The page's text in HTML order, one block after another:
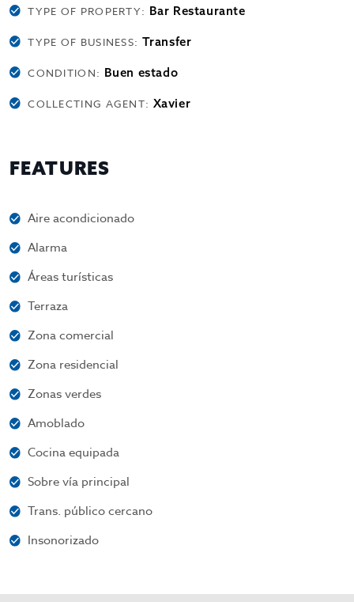
TYPE OF PROPERTY: Bar Restaurante
TYPE OF BUSINESS: Transfer
CONDITION: Buen estado
COLLECTING AGENT: Xavier
FEATURES
Aire acondicionado
Alarma
Áreas turísticas
Terraza
Zona comercial
Zona residencial
Zonas verdes
Amoblado
Cocina equipada
Sobre vía principal
Trans. público cercano
Insonorizado